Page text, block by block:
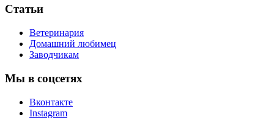
Статьи
Ветеринария
Домашний любимец
Заводчикам
Мы в соцсетях
Вконтакте
Instagram